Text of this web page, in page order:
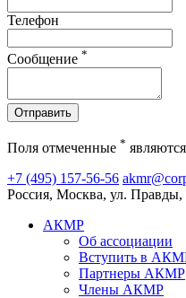
Телефон
Сообщение *
Отправить
Поля отмеченные *
+7 (495) 157-56-56
Россия, Москва, ул.
АКМР
Об ассоциации
Вступить в
Партнеры АКМР
Члены АКМР